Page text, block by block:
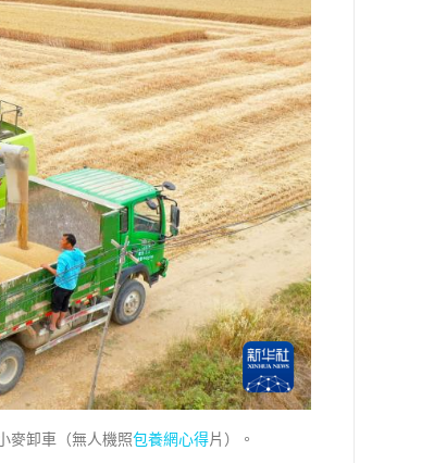
麥卸車（無人機照包養網心得片）。